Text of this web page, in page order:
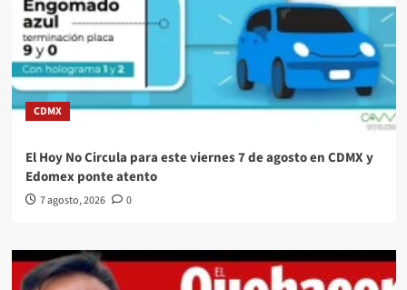
CDMX
El Hoy No Circula para este viernes 7 de agosto en CDMX y
Edomex ponte atento
7 agosto, 2026 0